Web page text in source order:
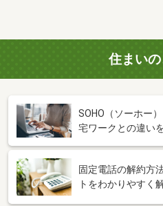
住まい
SOHO（ソーホー
宅ワークとの違い
固定電話の解約方
トをわかりやすく